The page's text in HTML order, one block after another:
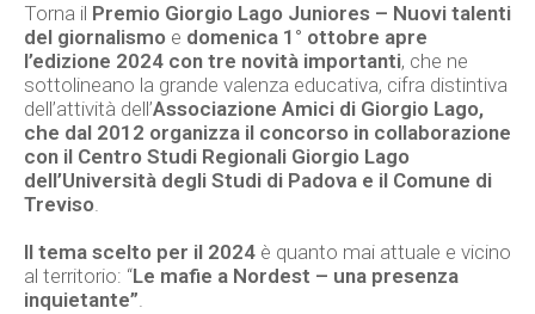
Torna il Premio Giorgio Lago Juniores – Nuovi talenti
del giornalismo e domenica 1° ottobre apre
l’edizione 2024 con tre novità importanti, che ne
sottolineano la grande valenza educativa, cifra distintiva
dell’attività dell’Associazione Amici di Giorgio Lago,
che dal 2012 organizza il concorso in collaborazione
con il Centro Studi Regionali Giorgio Lago
dell’Università degli Studi di Padova e il Comune di
Treviso.
Il tema scelto per il 2024 è quanto mai attuale e vicino
al territorio: “Le mafie a Nordest – una presenza
inquietante”.